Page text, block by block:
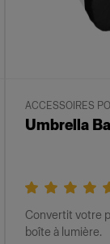
ACCESSOIRES
Umbrella
Convertit votre
boîte à lumière.